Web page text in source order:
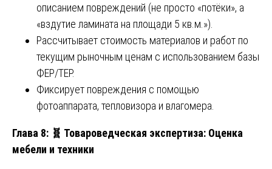
описанием повреждений (не просто «потёки», а
«вздутие ламината на площади 5 кв.м.»).
Рассчитывает стоимость материалов и работ по
текущим рыночным ценам с использованием базы
ФЕР/ТЕР.
Фиксирует повреждения с помощью
фотоаппарата, тепловизора и влагомера.
Глава 8: 🧬 Товароведческая экспертиза: Оценка
мебели и техники